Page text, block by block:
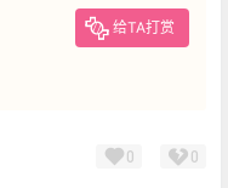
给TA打赏
0 0